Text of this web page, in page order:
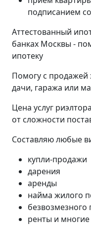
подписанием
Аттестованный
банках Москвы -
ипотеку
Помогу с продажей
дачи, гаража или
Цена услуг
от сложности
Составляю любые
купли-продажи
дарения
аренды
найма жилого
безвозмезного
ренты и многие